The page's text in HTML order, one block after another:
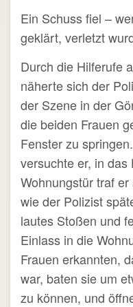
Ein Schuss fiel –
geklärt, verletzt
Durch die Hilferufe
näherte sich der
der Szene in der
die beiden Frauen
Fenster zu
versuchte er, in
Wohnungstür traf
wie der Polizist
lautes Stoßen und
Einlass in die
Frauen erkannten,
war, baten sie um
zu können, und